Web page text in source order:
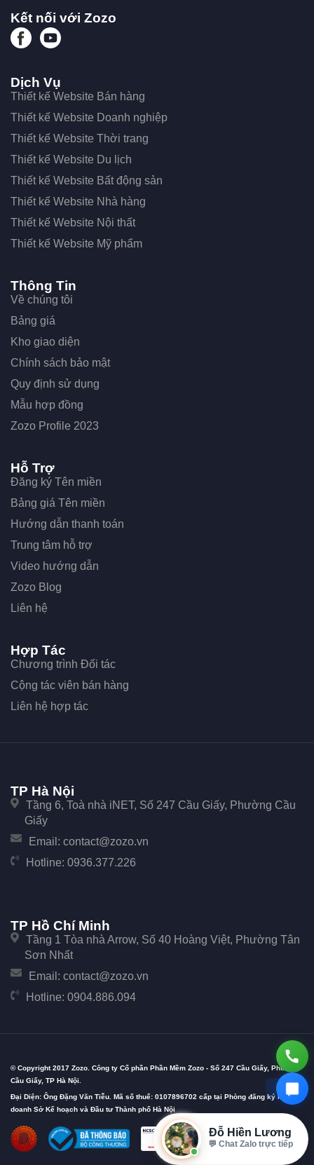
Kết nối với Zozo
Dịch Vụ
Thiết kế Website Bán hàng
Thiết kế Website Doanh nghiệp
Thiết kế Website Thời trang
Thiết kế Website Du lịch
Thiết kế Website Bất động sản
Thiết kế Website Nhà hàng
Thiết kế Website Nội thất
Thiết kế Website Mỹ phẩm
Thông Tin
Về chúng tôi
Bảng giá
Kho giao diện
Chính sách bảo mật
Quy định sử dụng
Mẫu hợp đồng
Zozo Profile 2023
Hỗ Trợ
Đăng ký Tên miền
Bảng giá Tên miền
Hướng dẫn thanh toán
Trung tâm hỗ trợ
Video hướng dẫn
Zozo Blog
Liên hệ
Hợp Tác
Chương trình Đối tác
Cộng tác viên bán hàng
Liên hệ hợp tác
TP Hà Nội
Tầng 6, Toà nhà iNET, Số 247 Cầu Giấy, Phường Cầu
Giấy
Email: contact@zozo.vn
Hotline: 0936.377.226
TP Hồ Chí Minh
Tầng 1 Tòa nhà Arrow, Số 40 Hoàng Việt, Phường Tân
Sơn Nhất
Email: contact@zozo.vn
Hotline: 0904.886.094
© Copyright 2017 Zozo. Công ty Cổ phần Phần Mềm Zozo - Số 247 Cầu Giấy, Phường
Cầu Giấy, TP Hà Nội.
Đại Diện: Ông Đặng Văn Tiễu. Mã số thuế: 0107896702 cấp tại Phòng đăng ký kinh
doanh Sở Kế hoạch và Đầu tư Thành phố Hà Nội
Đỗ Hiền Lương
⭐ 4+ năm kinh nghiệm